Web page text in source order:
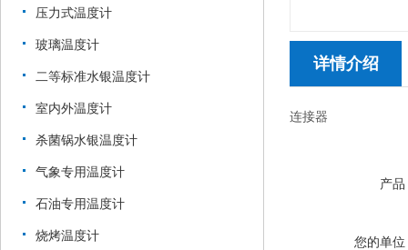
压力式温度计
玻璃温度计
二等标准水银温度计
室内外温度计
杀菌锅水银温度计
气象专用温度计
石油专用温度计
烧烤温度计
详情介绍
连接器
产品
您的单位